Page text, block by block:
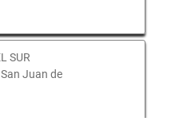
SUR
Juan de